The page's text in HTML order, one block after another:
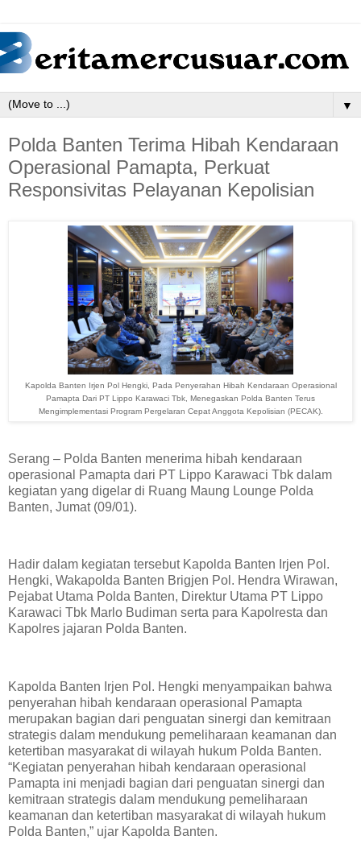
▼
Polda Banten Terima Hibah Kendaraan
Operasional Pamapta, Perkuat
Responsivitas Pelayanan Kepolisian
Kapolda Banten Irjen Pol Hengki, Pada Penyerahan Hibah Kendaraan Operasional
Pamapta Dari PT Lippo Karawaci Tbk, Menegaskan Polda Banten Terus
Mengimplementasi Program Pergelaran Cepat Anggota Kepolisian (PECAK).
Serang – Polda Banten menerima hibah kendaraan
operasional Pamapta dari PT Lippo Karawaci Tbk dalam
kegiatan yang digelar di Ruang Maung Lounge Polda
Banten, Jumat (09/01).
Hadir dalam kegiatan tersebut Kapolda Banten Irjen Pol.
Hengki, Wakapolda Banten Brigjen Pol. Hendra Wirawan,
Pejabat Utama Polda Banten, Direktur Utama PT Lippo
Karawaci Tbk Marlo Budiman serta para Kapolresta dan
Kapolres jajaran Polda Banten.
Kapolda Banten Irjen Pol. Hengki menyampaikan bahwa
penyerahan hibah kendaraan operasional Pamapta
merupakan bagian dari penguatan sinergi dan kemitraan
strategis dalam mendukung pemeliharaan keamanan dan
ketertiban masyarakat di wilayah hukum Polda Banten.
“Kegiatan penyerahan hibah kendaraan operasional
Pamapta ini menjadi bagian dari penguatan sinergi dan
kemitraan strategis dalam mendukung pemeliharaan
keamanan dan ketertiban masyarakat di wilayah hukum
Polda Banten,” ujar Kapolda Banten.